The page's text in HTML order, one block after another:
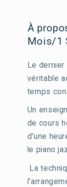
À
Mois/1
Le dernier
véritable
temps
Un
de cours
d'une
le piano
La